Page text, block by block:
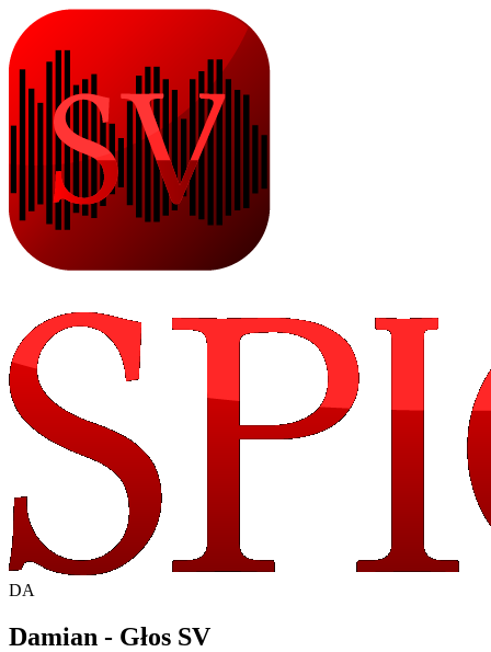
DA
Damian - Głos SV